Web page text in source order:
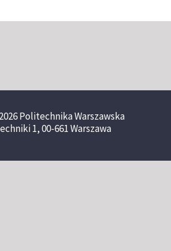
Politechnika Warszawska
1, 00-661 Warszawa